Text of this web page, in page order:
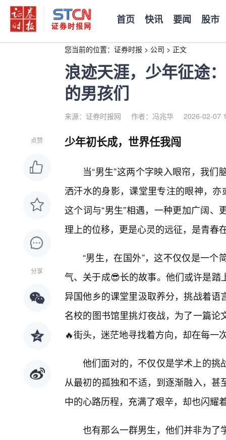
首页 快讯 要闻 股市
您当前的位置： 证券时报 > 公司 > 正文
浪迹天涯，少年征途
的男孩们
来源：证券时报网 作者：冯兆华 2026-02-07
点赞
分享
少年初长成，世界任我闯
当“男生”这两个字映入眼帘，我
洒汗水的身影，课堂里专注的眼神，
这个词与“男生”相遇，一种更加广阔
理上的位移，更是心灵的远征，是青春
“男生，在国外”，这不仅仅是一
气、关于成😎长的故事。他们或许是
异国他乡的课堂里汲取养分，挑战着
名校的图书馆里挑灯夜战，为了一篇
🔥街头，迷茫地寻找着方向，却在每一
他们面对的，不仅仅是学术上的挑
从最初的孤独和不适，到逐渐融入，
中的心路历程，充满了艰辛，却也闪耀
也有那么一群男生，他们并非为了